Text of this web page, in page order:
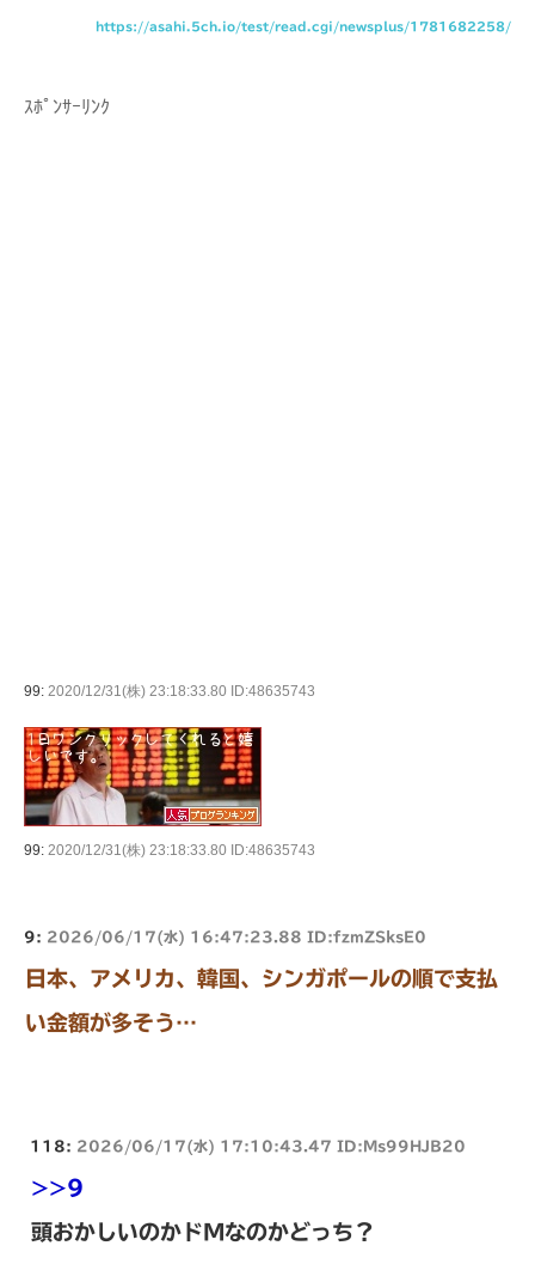
https://asahi.5ch.io/test/read.cgi/newsplus/1781682258/
ｽﾎﾟﾝｻｰﾘﾝｸ
99: 2020/12/31(株) 23:18:33.80 ID:48635743
99: 2020/12/31(株) 23:18:33.80 ID:48635743
9: 2026/06/17(水) 16:47:23.88 ID:fzmZSksE0
日本、アメリカ、韓国、シンガポールの順で支払
い金額が多そう…
118: 2026/06/17(水) 17:10:43.47 ID:Ms99HJB20
>>9
頭おかしいのかドMなのかどっち？